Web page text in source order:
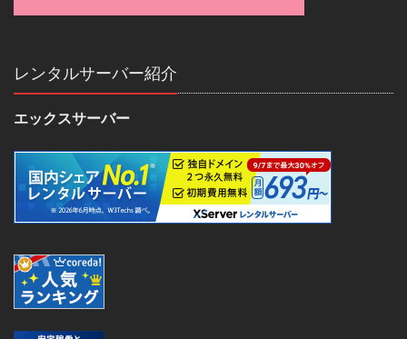
レンタルサーバー紹介
エックスサーバー